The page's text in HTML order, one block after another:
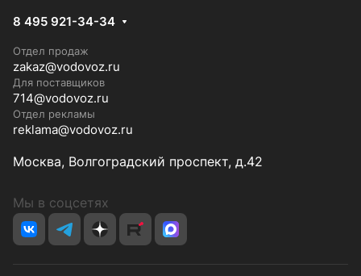
8 495 921-34-34
Отдел продаж
zakaz@vodovoz.ru
Для поставщиков
714@vodovoz.ru
Отдел рекламы
reklama@vodovoz.ru
Москва, Волгоградский проспект, д.42
Мы в соцсетях